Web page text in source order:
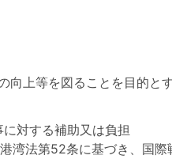
上等を図ることを目的とす
対する補助又は負担
湾法第52条に基づき、国